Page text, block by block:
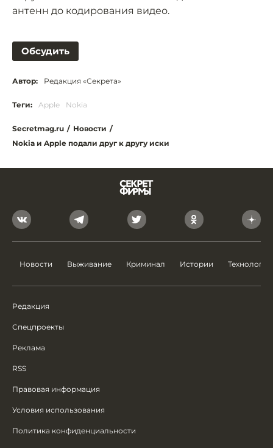
антенн до кодирования видео.
Обсудить
Автор: Редакция «Секрета»
Теги: Apple Nokia
Secretmag.ru / Новости /
Nokia и Apple подали друг к другу иски
Новости Выживание Криминал Истории Технологии
Редакция
Спецпроекты
Реклама
RSS
Правовая информация
Условия использования
Политика конфиденциальности